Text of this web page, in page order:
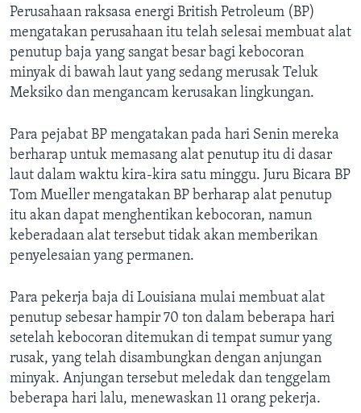
Pencarian
IKUTI KAMI
Bahasa-bahasa
Perusahaan raksasa energi British Petroleum (BP)
mengatakan perusahaan itu telah selesai membuat alat
penutup baja yang sangat besar bagi kebocoran
minyak di bawah laut yang sedang merusak Teluk
Meksiko dan mengancam kerusakan lingkungan.
Para pejabat BP mengatakan pada hari Senin mereka
berharap untuk memasang alat penutup itu di dasar
laut dalam waktu kira-kira satu minggu. Juru Bicara BP
Tom Mueller mengatakan BP berharap alat penutup
itu akan dapat menghentikan kebocoran, namun
keberadaan alat tersebut tidak akan memberikan
penyelesaian yang permanen.
Para pekerja baja di Louisiana mulai membuat alat
penutup sebesar hampir 70 ton dalam beberapa hari
setelah kebocoran ditemukan di tempat sumur yang
rusak, yang telah disambungkan dengan anjungan
minyak. Anjungan tersebut meledak dan tenggelam
beberapa hari lalu, menewaskan 11 orang pekerja.